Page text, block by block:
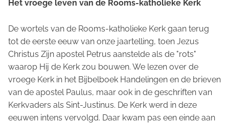
Het vroege leven van de Rooms-katholieke Kerk
De wortels van de Rooms-katholieke Kerk gaan terug
tot de eerste eeuw van onze jaartelling, toen Jezus
Christus Zijn apostel Petrus aanstelde als de "rots"
waarop Hij de Kerk zou bouwen. We lezen over de
vroege Kerk in het Bijbelboek Handelingen en de brieven
van de apostel Paulus, maar ook in de geschriften van
Kerkvaders als Sint-Justinus. De Kerk werd in deze
eeuwen intens vervolgd. Daar kwam pas een einde aan